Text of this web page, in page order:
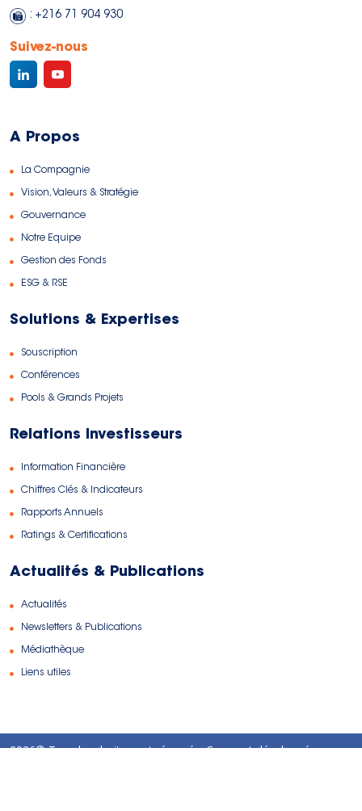
: +216 71 904 930
Suivez-nous
A Propos
La Compagnie
Vision, Valeurs & Stratégie
Gouvernance
Notre Equipe
Gestion des Fonds
ESG & RSE
Solutions & Expertises
Souscription
Conférences
Pools & Grands Projets
Relations Investisseurs
Information Financière
Chiffres Clés & Indicateurs
Rapports Annuels
Ratings & Certifications
Actualités & Publications
Actualités
Newsletters & Publications
Médiathèque
Liens utiles
2026© Tous les droits sont réservés. Conçu et développé par